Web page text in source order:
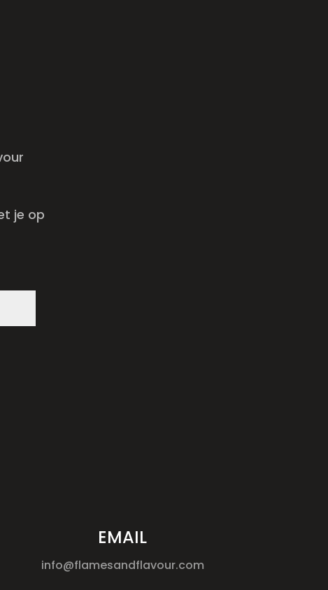
je op
EMAIL
info@flamesandflavour.com